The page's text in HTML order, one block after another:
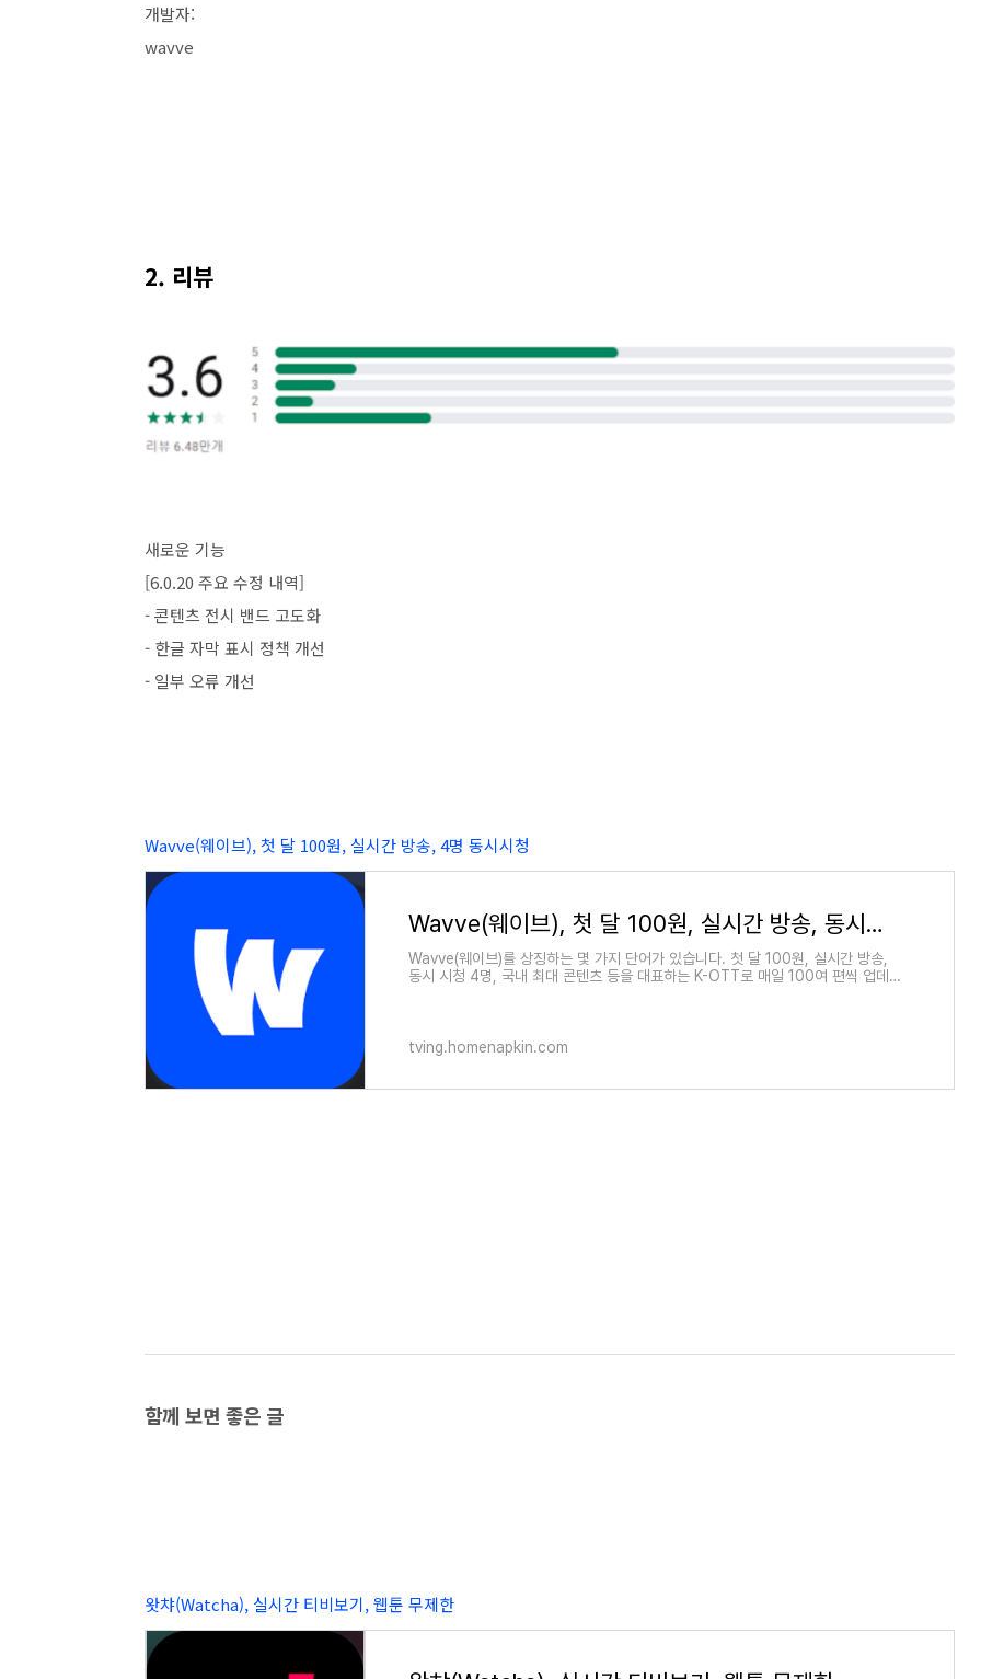
개발자:
wavve
2. 리뷰
새로운 기능
[6.0.20 주요 수정 내역]
- 콘텐츠 전시 밴드 고도화
- 한글 자막 표시 정책 개선
- 일부 오류 개선
Wavve(웨이브), 첫 달 100원, 실시간 방송, 4명 동시시청
Wavve(웨이브), 첫 달 100원, 실시간 방송, 동시시청 4명
Wavve(웨이브)를 상징하는 몇 가지 단어가 있습니다. 첫 달 100원, 실시간 방송,
동시 시청 4명, 국내 최대 콘텐츠 등을 대표하는 K-OTT로 매일 100여 편씩 업데이
tving.homenapkin.com
함께 보면 좋은 글
왓챠(Watcha), 실시간 티비보기, 웹툰 무제한